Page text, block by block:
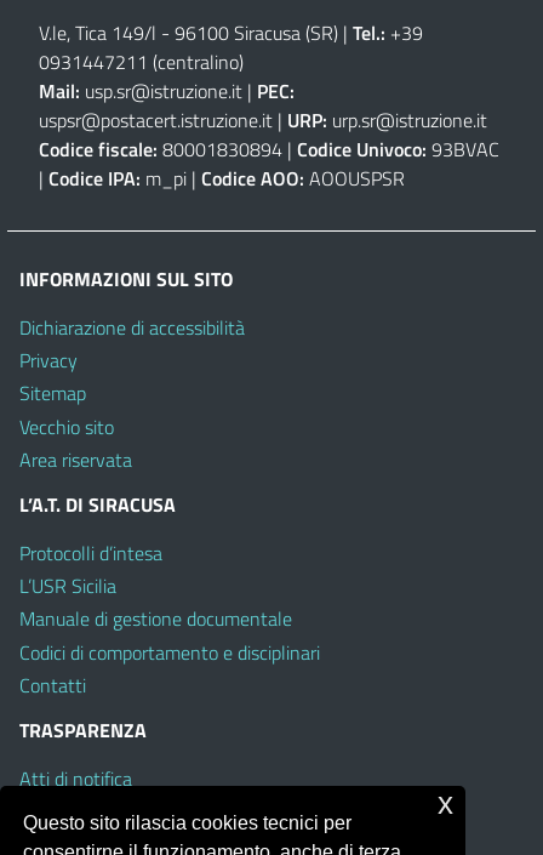
V.le, Tica 149/l - 96100 Siracusa (SR) | Tel.: +39
0931447211 (centralino)
Mail: usp.sr@istruzione.it | PEC:
uspsr@postacert.istruzione.it | URP: urp.sr@istruzione.it
Codice fiscale: 80001830894 | Codice Univoco: 93BVAC
| Codice IPA: m_pi | Codice AOO: AOOUSPSR
INFORMAZIONI SUL SITO
Dichiarazione di accessibilità
Privacy
Sitemap
Vecchio sito
Area riservata
L’A.T. DI SIRACUSA
Protocolli d’intesa
L’USR Sicilia
Manuale di gestione documentale
Codici di comportamento e disciplinari
Contatti
TRASPARENZA
Atti di notifica
Albo on line
Amministrazione Trasparente
Questo sito rilascia cookies tecnici per
x